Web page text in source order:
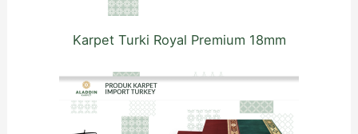
Karpet Turki Royal Premium 18mm